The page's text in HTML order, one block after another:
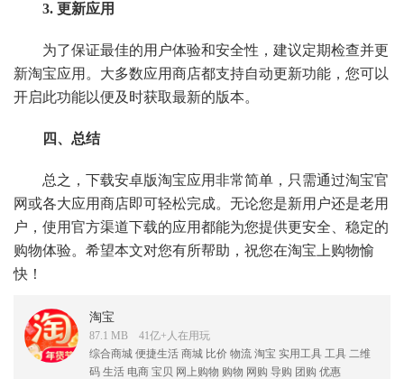
3. 更新应用
为了保证最佳的用户体验和安全性，建议定期检查并更
新淘宝应用。大多数应用商店都支持自动更新功能，您可以
开启此功能以便及时获取最新的版本。
四、总结
总之，下载安卓版淘宝应用非常简单，只需通过淘宝官
网或各大应用商店即可轻松完成。无论您是新用户还是老用
户，使用官方渠道下载的应用都能为您提供更安全、稳定的
购物体验。希望本文对您有所帮助，祝您在淘宝上购物愉
快！
淘宝
87.1 MB 41亿+人在用玩
综合商城 便捷生活 商城 比价 物流 淘宝 实用工具 工具 二维
码 生活 电商 宝贝 网上购物 购物 网购 导购 团购 优惠